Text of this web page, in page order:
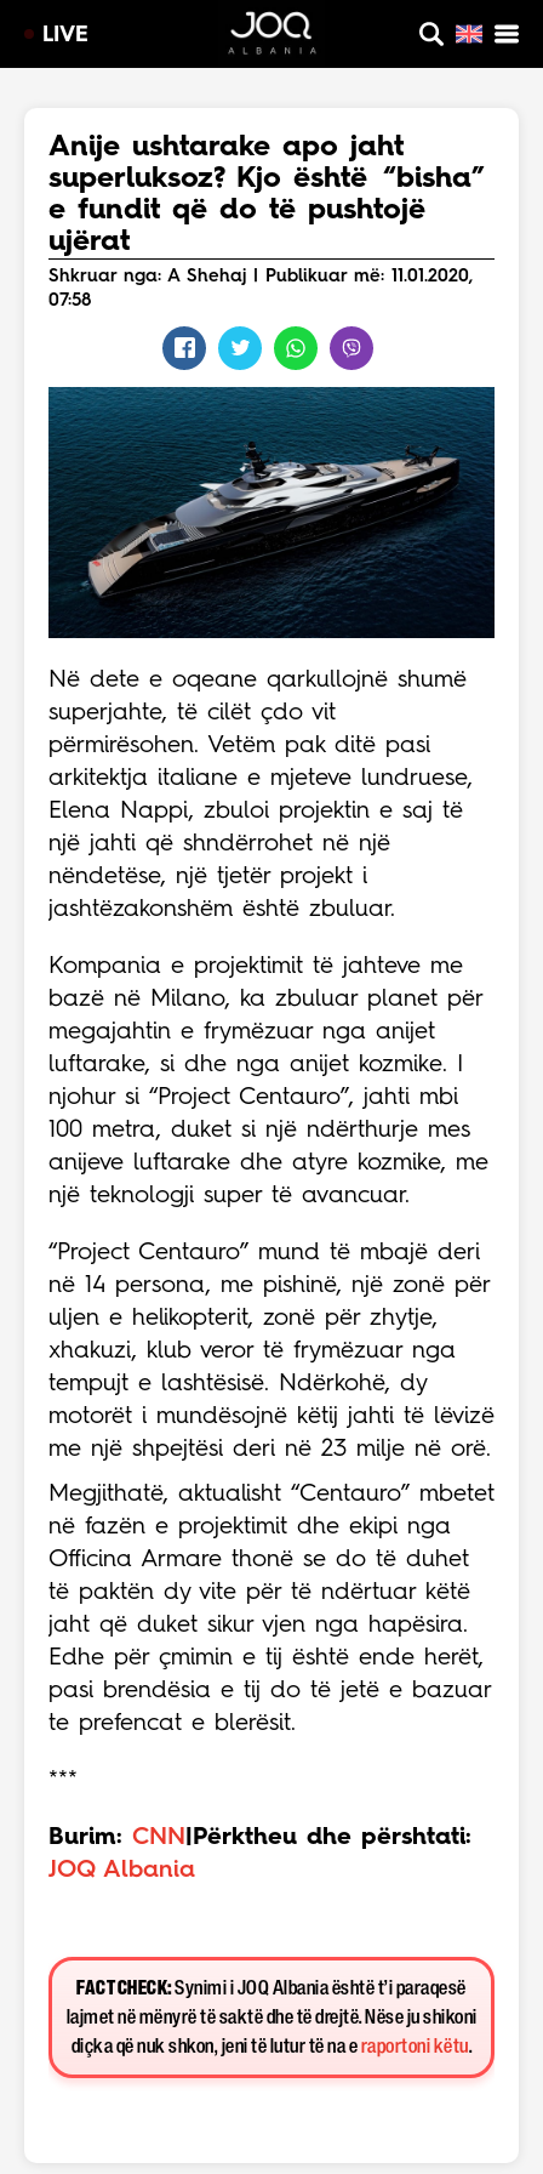
LIVE
Anije ushtarake apo jaht
superluksoz? Kjo është “bisha”
e fundit që do të pushtojë
ujërat
Shkruar nga: A Shehaj | Publikuar më: 11.01.2020,
07:58
Në dete e oqeane qarkullojnë shumë
superjahte, të cilët çdo vit
përmirësohen. Vetëm pak ditë pasi
arkitektja italiane e mjeteve lundruese,
Elena Nappi, zbuloi projektin e saj të
një jahti që shndërrohet në një
nëndetëse, një tjetër projekt i
jashtëzakonshëm është zbuluar.
Kompania e projektimit të jahteve me
bazë në Milano, ka zbuluar planet për
megajahtin e frymëzuar nga anijet
luftarake, si dhe nga anijet kozmike. I
njohur si “Project Centauro”, jahti mbi
100 metra, duket si një ndërthurje mes
anijeve luftarake dhe atyre kozmike, me
një teknologji super të avancuar.
“Project Centauro” mund të mbajë deri
në 14 persona, me pishinë, një zonë për
uljen e helikopterit, zonë për zhytje,
xhakuzi, klub veror të frymëzuar nga
tempujt e lashtësisë. Ndërkohë, dy
motorët i mundësojnë këtij jahti të lëvizë
me një shpejtësi deri në 23 milje në orë.
Megjithatë, aktualisht “Centauro” mbetet
në fazën e projektimit dhe ekipi nga
Officina Armare thonë se do të duhet
të paktën dy vite për të ndërtuar këtë
jaht që duket sikur vjen nga hapësira.
Edhe për çmimin e tij është ende herët,
pasi brendësia e tij do të jetë e bazuar
te prefencat e blerësit.
***
Burim: CNN
|Përktheu dhe përshtati:
JOQ Albania
FACT CHECK:Synimi i JOQ Albania është t’i paraqesë
lajmet në mënyrë të saktë dhe të drejtë. Nëse ju shikoni
diçka që nuk shkon, jeni të lutur të na e raportoni këtu.